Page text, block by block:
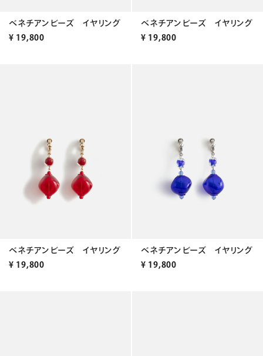
ベネチアンビーズ イヤリング
¥ 19,800
ベネチアンビーズ イヤリング
¥ 19,800
ベネチアンビーズ イヤリング
¥ 19,800
ベネチアンビーズ イヤリング
¥ 19,800